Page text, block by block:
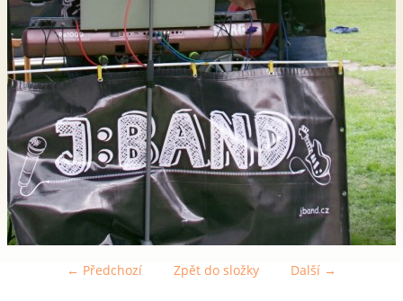
← Předchozí Další →
Zpět do složky